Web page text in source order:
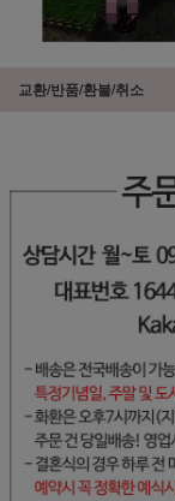
교환/반품/환불/취소